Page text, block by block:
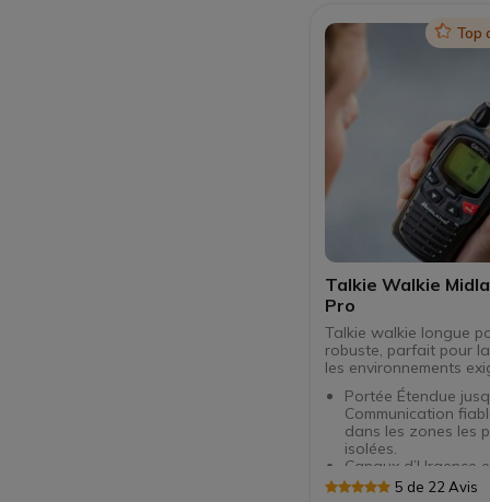
IconTop
Talkie Walkie
Pro
Talkie walkie longue
robuste, parfait pour
les environnements
Portée Étendue
Communication
dans les zones les
isolées.
Canaux d’Urgence
Préréglages de
5 de 22 Avis